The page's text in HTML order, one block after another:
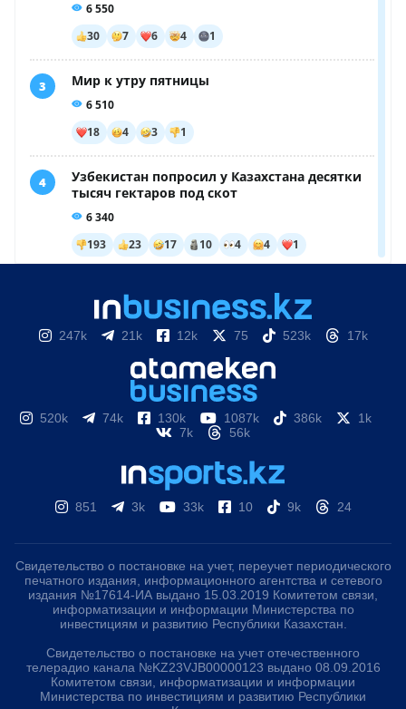
247k 21k 12k 75 523k 17k
520k 74k 130k 1087k 386k
1k
7k
56k
851 3k 33k 10 9k 24
Свидетельство о постановке на учет, переучет периодического
печатного издания, информационного агентства и сетевого
издания №17614-ИА выдано 15.03.2019 Комитетом связи,
информатизации и информации Министерства по
инвестициям и развитию Республики Казахстан.
Свидетельство о постановке на учет отечественного
телерадио канала №KZ23VJB00000123 выдано 08.09.2016
Комитетом связи, информатизации и информации
Министерства по инвестициям и развитию Республики